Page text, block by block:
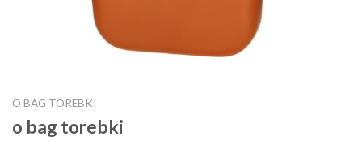
O BAG TOREBKI
o bag torebki